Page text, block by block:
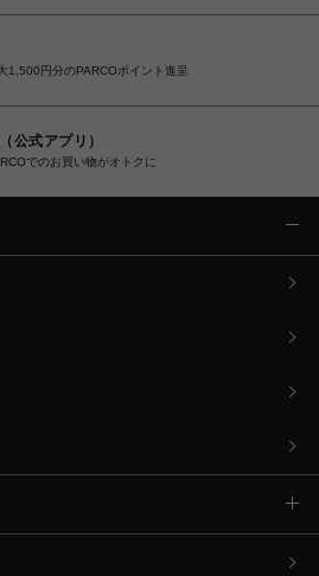
1,500円分のPARCOポイント進呈
公式アプリ）
でのお買い物がオトクに